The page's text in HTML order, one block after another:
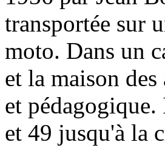
transportée sur
moto. Dans un
et la maison
et
et 49 jusqu'à la